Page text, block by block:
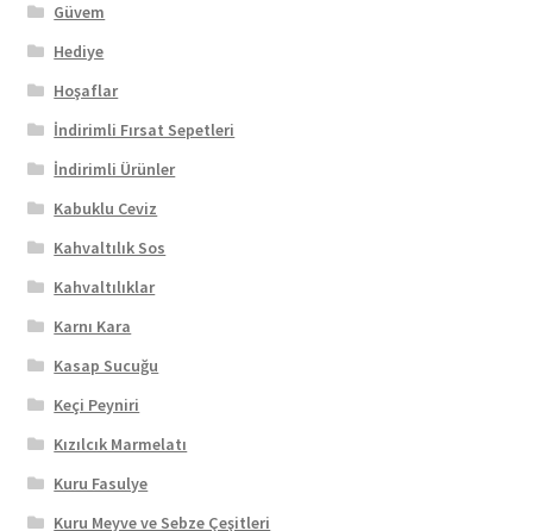
Güvem
Hediye
Hoşaflar
İndirimli Fırsat Sepetleri
İndirimli Ürünler
Kabuklu Ceviz
Kahvaltılık Sos
Kahvaltılıklar
Karnı Kara
Kasap Sucuğu
Keçi Peyniri
Kızılcık Marmelatı
Kuru Fasulye
Kuru Meyve ve Sebze Çeşitleri